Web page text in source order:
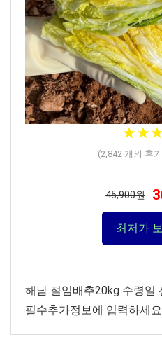
★★★
★★★
(2,842개의 후
45,900원
최저가
해남 절임배추20kg 수령일
필수추가정보에 입력하세